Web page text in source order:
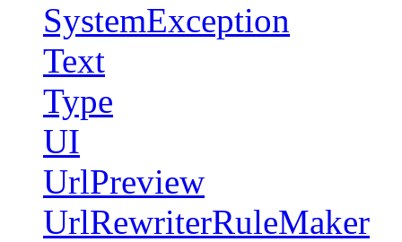
SystemException
Text
Type
UI
UrlPreview
UrlRewriterRuleMaker